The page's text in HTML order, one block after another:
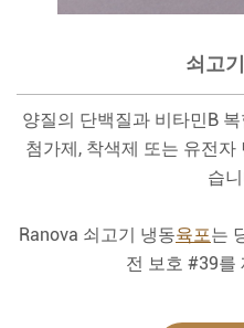
쇠고
양질의 단백질과 비타민B
첨가제, 착색제 또는 유전
습
Ranova 쇠고기 냉동육포는
전 보호 #39를